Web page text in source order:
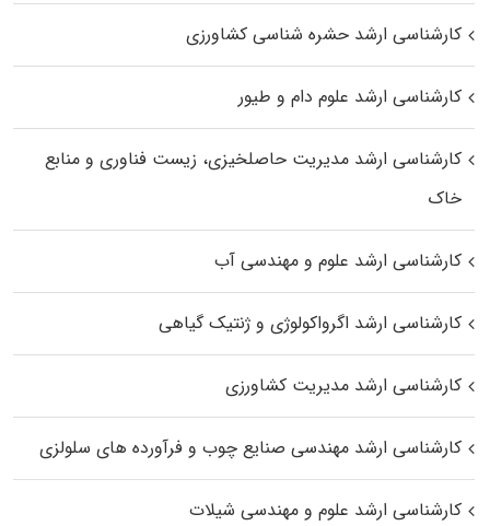
کارشناسی ارشد حشره‌ شناسی کشاورزی
کارشناسی ارشد علوم دام و طیور
کارشناسی ارشد مدیریت حاصلخیزی، زیست فناوری و منابع
خاک
کارشناسی ارشد علوم و مهندسی آب
کارشناسی ارشد اگرواکولوژی و ژنتیک گیاهی
کارشناسی ارشد مدیریت کشاورزی
کارشناسی ارشد مهندسی صنایع چوب و فرآورده‌ های سلولزی
کارشناسی ارشد علوم و مهندسی شیلات